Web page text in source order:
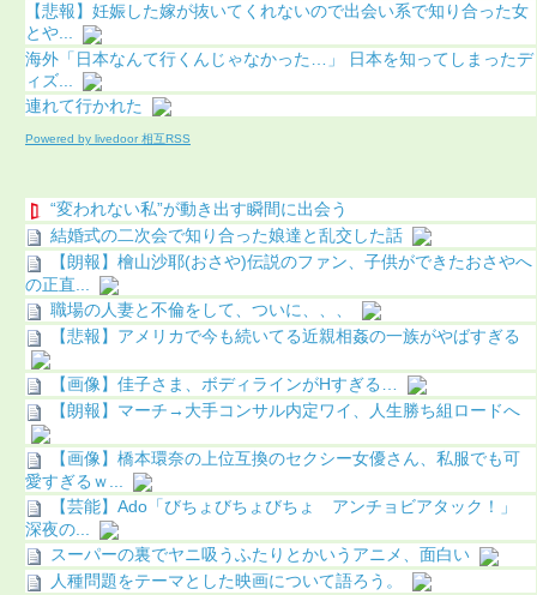
【悲報】妊娠した嫁が抜いてくれないので出会い系で知り合った女
とや...
海外「日本なんて行くんじゃなかった…」 日本を知ってしまったデ
ィズ...
連れて行かれた
Powered by livedoor 相互RSS
“変われない私”が動き出す瞬間に出会う
結婚式の二次会で知り合った娘達と乱交した話
【朗報】檜山沙耶(おさや)伝説のファン、子供ができたおさやへ
の正直...
職場の人妻と不倫をして、ついに、、、
【悲報】アメリカで今も続いてる近親相姦の一族がやばすぎる
【画像】佳子さま、ボディラインがHすぎる…
【朗報】マーチ→大手コンサル内定ワイ、人生勝ち組ロードへ
【画像】橋本環奈の上位互換のセクシー女優さん、私服でも可
愛すぎるｗ...
【芸能】Ado「びちょびちょびちょ アンチョビアタック！」
深夜の...
スーパーの裏でヤニ吸うふたりとかいうアニメ、面白い
人種問題をテーマとした映画について語ろう。